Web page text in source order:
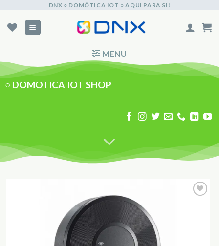
content
DNX ○ DOMÓTICA IOT ○ AQUI PARA SI!
MENU
○ DOMOTICA IOT SHOP